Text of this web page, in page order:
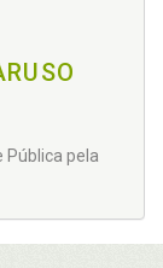
Pública pela